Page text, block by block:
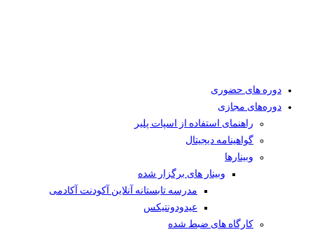
دوره های حضوری
دوره‌های مجازی
راهنمای استفاده از اسپات پلیر
گواهینامه دیجیتال
وبینار‌ها
وبینار های برگزار شده
مدرسه تابستانه آنلاین آکودنت آکادمی
عیدودونتیکس
کارگاه های ضبط شده